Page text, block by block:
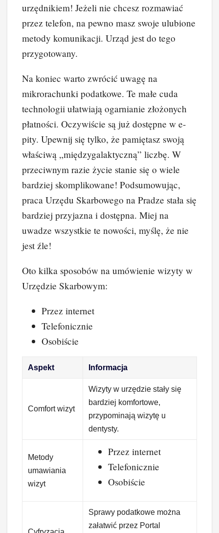
urzędnikiem! Jeżeli nie chcesz rozmawiać
przez telefon, na pewno masz swoje ulubione
metody komunikacji. Urząd jest do tego
przygotowany.
Na koniec warto zwrócić uwagę na
mikrorachunki podatkowe. Te małe cuda
technologii ułatwiają ogarnianie złożonych
płatności. Oczywiście są już dostępne w e-
pity. Upewnij się tylko, że pamiętasz swoją
właściwą „międzygalaktyczną” liczbę. W
przeciwnym razie życie stanie się o wiele
bardziej skomplikowane! Podsumowując,
praca Urzędu Skarbowego na Pradze stała się
bardziej przyjazna i dostępna. Miej na
uwadze wszystkie te nowości, myślę, że nie
jest źle!
Oto kilka sposobów na umówienie wizyty w
Urzędzie Skarbowym:
Przez internet
Telefonicznie
Osobiście
Aspekt Informacja
Comfort wizyt
Wizyty w urzędzie stały się
bardziej komfortowe,
przypominają wizytę u
dentysty.
Metody
umawiania
wizyt
Przez internet
Telefonicznie
Osobiście
Sprawy podatkowe można
załatwić przez Portal